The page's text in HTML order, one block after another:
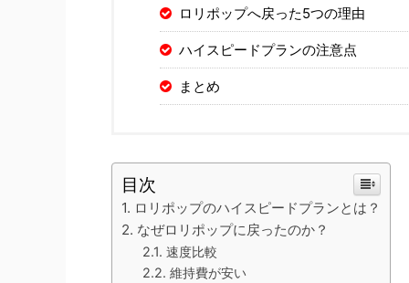
ロリポップへ戻った5つの理由
ハイスピードプランの注意点
まとめ
目次
ロリポップのハイスピードプランとは？
なぜロリポップに戻ったのか？
速度比較
維持費が安い